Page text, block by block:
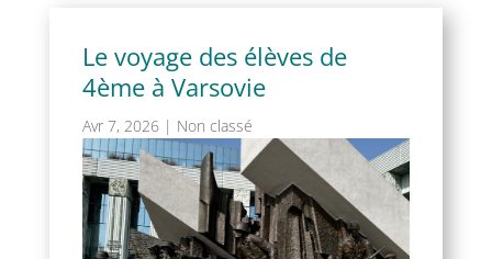
Le voyage des élèves de
4ème à Varsovie
Avr 7, 2026| Non classé